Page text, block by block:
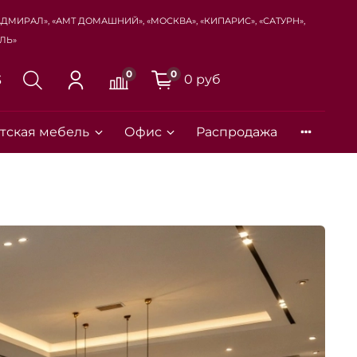
«Амт Домашний», «Москва», «Кипарис», «Сатурн»,
0 0 0 руб
мебель Офис Распродажа
Закрыть